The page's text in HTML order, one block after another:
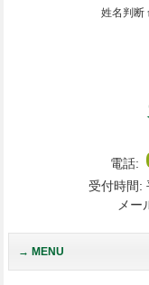
姓名判断
電話:
受付時間:
メー
MENU